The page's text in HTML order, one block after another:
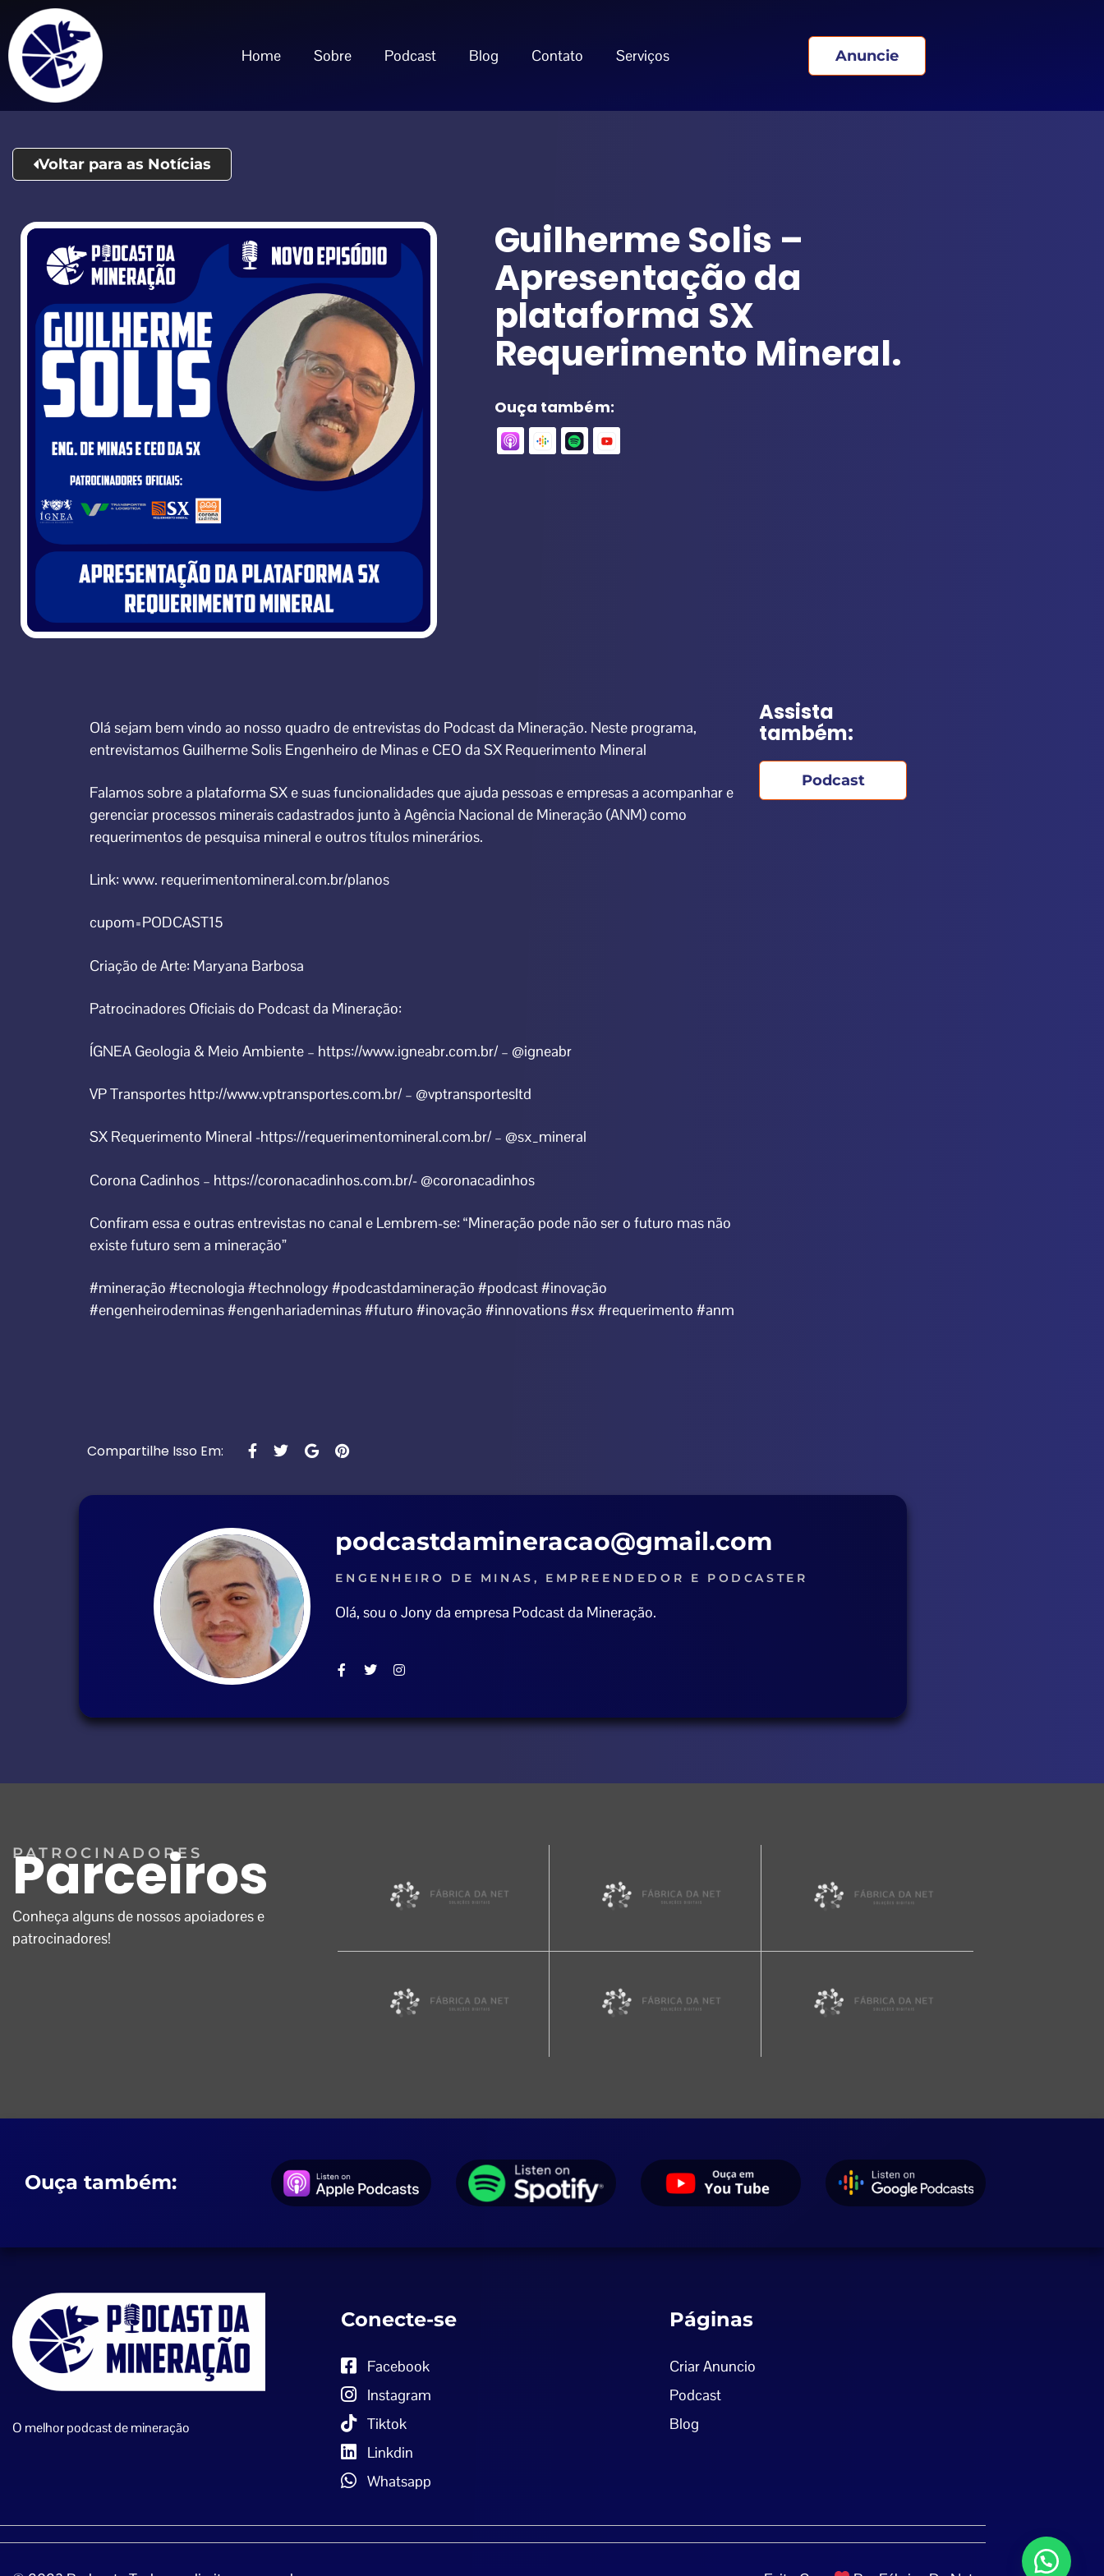
Home Sobre Podcast Blog Contato Serviços Anuncie
Voltar para as Notícias
Guilherme Solis –
Apresentação da
plataforma SX
Requerimento Mineral.
Ouça também:
Olá sejam bem vindo ao nosso quadro de entrevistas do Podcast da Mineração. Neste programa,
entrevistamos Guilherme Solis Engenheiro de Minas e CEO da SX Requerimento Mineral
Falamos sobre a plataforma SX e suas funcionalidades que ajuda pessoas e empresas a acompanhar e
gerenciar processos minerais cadastrados junto à Agência Nacional de Mineração (ANM) como
requerimentos de pesquisa mineral e outros títulos minerários.
Link: www. requerimentomineral.com.br/planos
cupom=PODCAST15
Criação de Arte: Maryana Barbosa
Patrocinadores Oficiais do Podcast da Mineração:
ÍGNEA Geologia & Meio Ambiente – https://www.igneabr.com.br/ – @igneabr
VP Transportes http://www.vptransportes.com.br/ – @vptransportesltd
SX Requerimento Mineral -https://requerimentomineral.com.br/ – @sx_mineral
Corona Cadinhos – https://coronacadinhos.com.br/- @coronacadinhos
Confiram essa e outras entrevistas no canal e Lembrem-se: “Mineração pode não ser o futuro mas não
existe futuro sem a mineração”
#mineração #tecnologia #technology #podcastdamineração #podcast #inovação
#engenheirodeminas #engenhariademinas #futuro #inovação #innovations #sx #requerimento #anm
Assista
também:
Podcast
Compartilhe Isso Em:
podcastdamineracao@gmail.com
ENGENHEIRO DE MINAS, EMPREENDEDOR E PODCASTER
Olá, sou o Jony da empresa Podcast da Mineração.
PATROCINADORES
Parceiros
Conheça alguns de nossos apoiadores e
patrocinadores!
Ouça também:
O melhor podcast de mineração
Conecte-se
Facebook
Instagram
Tiktok
Linkdin
Whatsapp
Páginas
Criar Anuncio
Podcast
Blog